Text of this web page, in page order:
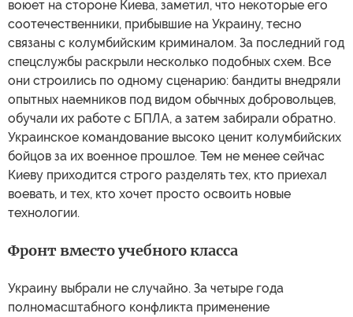
воюет на стороне Киева, заметил, что некоторые его
соотечественники, прибывшие на Украину, тесно
связаны с колумбийским криминалом. За последний год
спецслужбы раскрыли несколько подобных схем. Все
они строились по одному сценарию: бандиты внедряли
опытных наемников под видом обычных добровольцев,
обучали их работе с БПЛА, а затем забирали обратно.
Украинское командование высоко ценит колумбийских
бойцов за их военное прошлое. Тем не менее сейчас
Киеву приходится строго разделять тех, кто приехал
воевать, и тех, кто хочет просто освоить новые
технологии.
Фронт вместо учебного класса
Украину выбрали не случайно. За четыре года
полномасштабного конфликта применение